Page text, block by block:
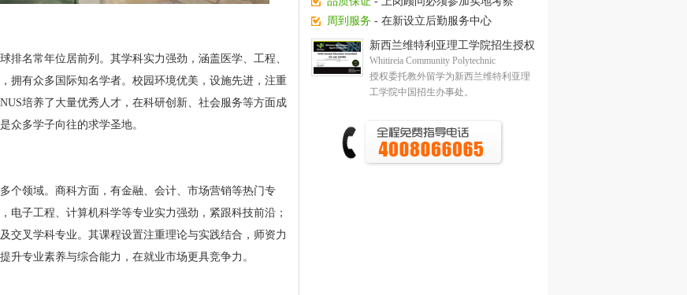
排名常年位居前列。其学科实力强劲，涵盖医学、工程、
拥有众多国际知名学者。校园环境优美，设施先进，注重
培养了大量优秀人才，在科研创新、社会服务等方面成
众多学子向往的求学圣地。
个领域。商科方面，有金融、会计、市场营销等热门专
电子工程、计算机科学等专业实力强劲，紧跟科技前沿；
交叉学科专业。其课程设置注重理论与实践结合，师资力
升专业素养与综合能力，在就业市场更具竞争力。
周到服务 - 在新设立后勤服务中心